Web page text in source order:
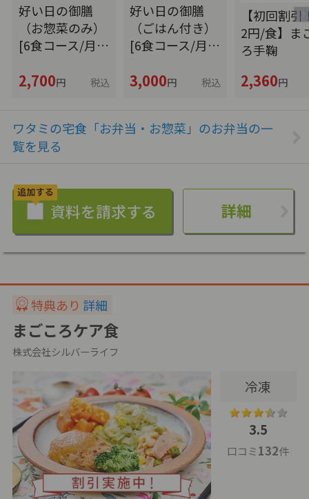
好い日の御膳
（お惣菜のみ）
[6食コース/月…
2,700円 税込
好い日の御膳
（ごはん付き）
[6食コース/月…
3,000円 税込
【初回割引
2円/食】ま
ろ手鞠
2,360円
ワタミの宅食「お弁当・お惣菜」のお弁当の一
覧を見る
詳細
特典あり 詳細
まごころケア食
株式会社シルバーライフ
冷凍
3.5
口コミ132件